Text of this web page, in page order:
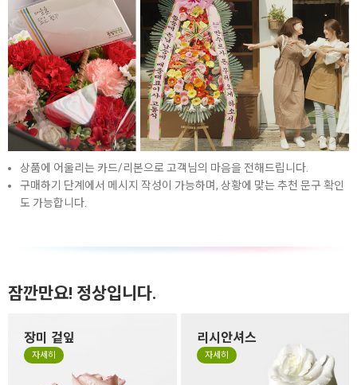
상품에 어울리는 카드/리본으로 고객님의 마음을 전해드립니다.
구매하기 단계에서 메시지 작성이 가능하며, 상황에 맞는 추천 문구 확인
도 가능합니다.
잠깐만요! 정상입니다.
장미 겉잎
자세히
장미 겉잎이 쭈글거리거나 잎
의 색이 바랜 것은 시든게 아니
라 꽃을 예쁜 형태로 싱싱하고
리시안셔스
자세히
리시안셔스는 꽃잎이 하늘거
리는 얇은 잎들로 구성되어 있
어서 소재 특성상 꽃 형태가 원